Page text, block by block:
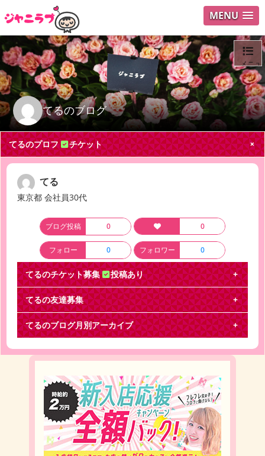
MENU
てるのブログ
メニュ
ログイ
Search
てるのプロフ チケット
てる
東京都 会社員30代
ブログ投稿 0 0
フォロー 0 フォロワー 0
てるのチケット募集 投稿あり
関ジャニ∞
リサイタル 和歌山8月21日 1部 1枚お譲りあるいは同
行させていただける方を探しております！今日か
てるの友達募集
てるのブログ月別アーカイブ